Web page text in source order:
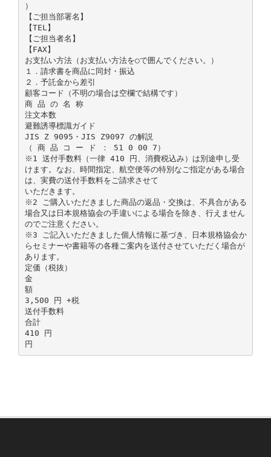
）
【ご担当部署名】
【TEL】
【ご担当者名】
【FAX】
お支払い方法（お支払い方法を○で囲んでください。）
１．請求書を商品に同封・振込
２．予託金から差引
顧客コード（不明の場合は空欄で結構です）
商 品 の 名 称
注文本数
避難誘導標識ガイド
JIS Z 9095・JIS Z9097 の解説
（ 商 品 コ ー ド ： 51 0 00 7）
※1 送付手数料（一律 410 円、消費税込み）は別途申し受
けます。なお、時間指定、航空便等の特別なご指定がある場合
は、実費の送付手数料をご請求させて
いただきます。
※2 ご購入いただきました商品の返品・交換は、不具合がある
場合又は日本規格協会の手違いによる場合を除き、行えません
のでご注意ください。
※3 ご記入いただきました個人情報に基づき、日本規格協会か
らセミナーや書籍等の各種ご案内を送付させていただく場合が
あります。
定価（税抜）
金
額
3,500 円 +税
送付手数料
合計
410 円